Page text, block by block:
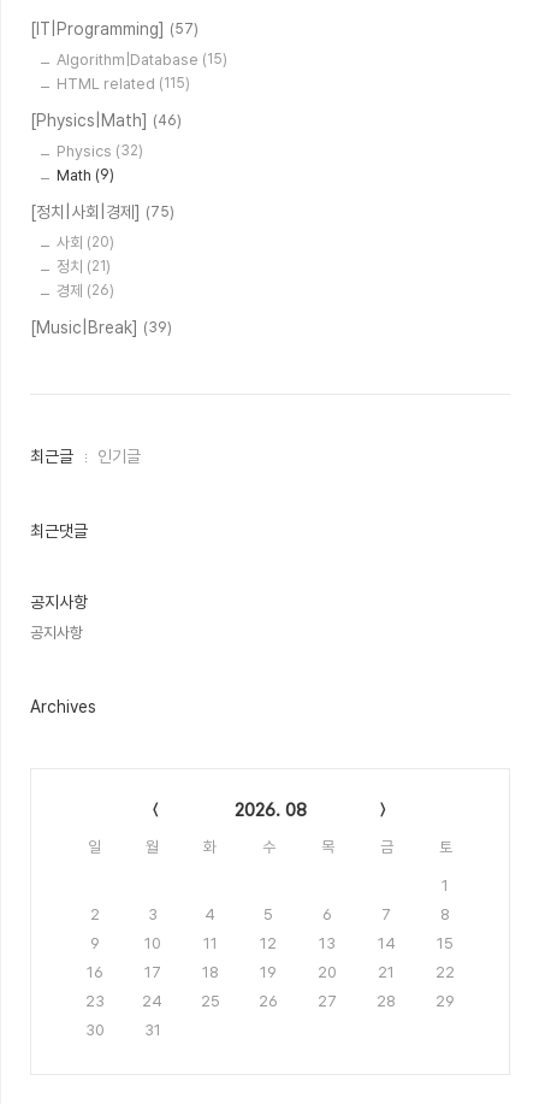
[IT|Programming] (57)
Algorithm|Database (15)
HTML related (115)
[Physics|Math] (46)
Physics (32)
Math (9)
[정치|사회|경제] (75)
사회 (20)
정치 (21)
경제 (26)
[Music|Break] (39)
최
인
최근글 인기글
최근댓글
공지사항
공지사항
Archives
2026. 08
일 월 화 수 목 금 토
1
2
3 4 5 6 7
8
9
10 11 12 13 14
15
16
17 18 19 20 21
22
23
24 25 26 27 28
29
30
31